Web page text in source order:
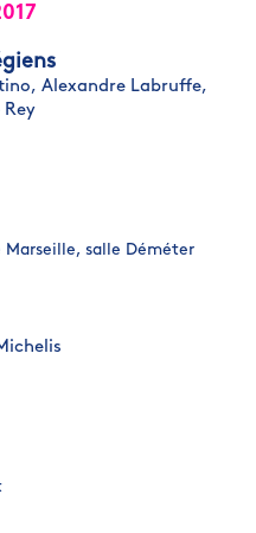
Alexandre Labruffe,
Rey
salle Déméter